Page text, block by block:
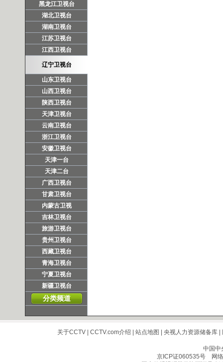
黑龙江卫视台
湖北卫视台
湖南卫视台
江苏卫视台
江西卫视台
辽宁卫视台
山东卫视台
山西卫视台
陕西卫视台
天津卫视台
云南卫视台
浙江卫视台
安徽卫视台
天津一台
天津二台
广西卫视台
甘肃卫视台
内蒙古卫视
吉林卫视台
旅游卫视台
贵州卫视台
西藏卫视台
青海卫视台
宁夏卫视台
新疆卫视台
分类频道
关于CCTV| CCTV.com介绍 站点地图 央视人力资源储备库|
中国中
京ICP证060535号网络